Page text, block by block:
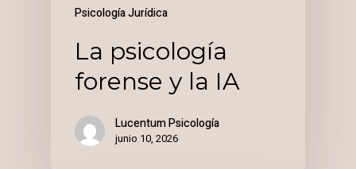
Psicología Jurídica
La psicología
forense y la IA
Lucentum Psicología
junio 10, 2026